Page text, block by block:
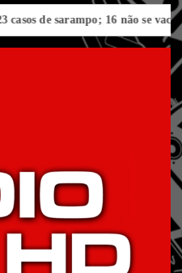
16 não se vacinaram